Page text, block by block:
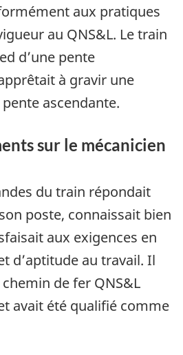
aux pratiques
au QNS&L. Le train
d’une pente
à gravir une
ascendante.
sur le mécanicien
du train répondait
poste, connaissait bien
aux exigences en
d’aptitude au travail. Il
de fer QNS&L
avait été qualifié comme